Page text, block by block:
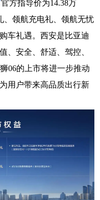
官方指导价为14.38万
、领航充电礼、领航无忧
车礼遇。西安是比亚迪
、安全、舒适、驾控、
06的上市将进一步推动
用户带来高品质出行新